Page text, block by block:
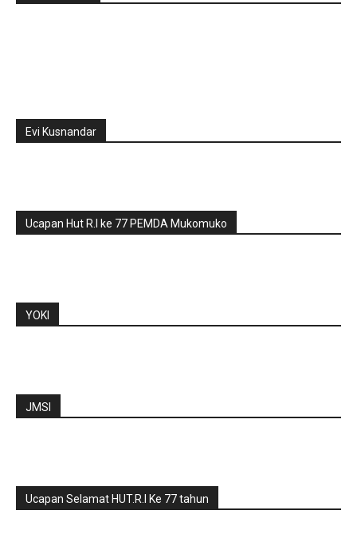
Evi Kusnandar
Ucapan Hut R.I ke 77 PEMDA Mukomuko
YOKI
JMSI
Ucapan Selamat HUT.R.I Ke 77 tahun